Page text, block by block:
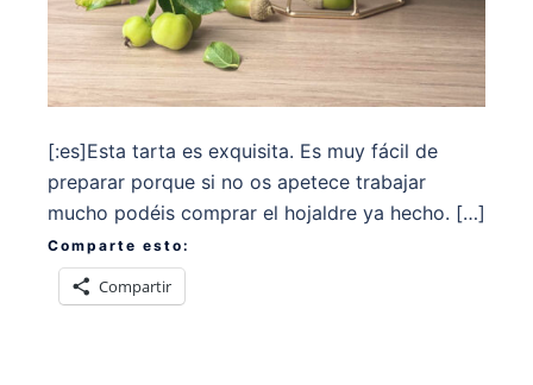
[:es]Esta tarta es exquisita. Es muy fácil de
preparar porque si no os apetece trabajar
mucho podéis comprar el hojaldre ya hecho. […]
Comparte esto:
Compartir